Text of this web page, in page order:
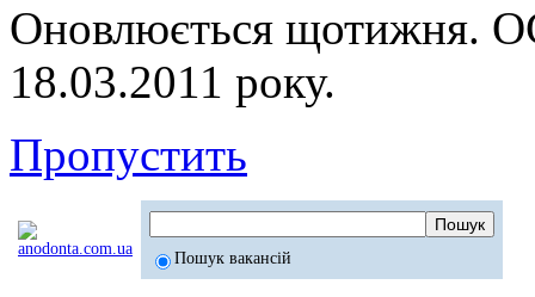
Оновлюється
18.03.2011 року.
Пропустить
Пошук вакансій